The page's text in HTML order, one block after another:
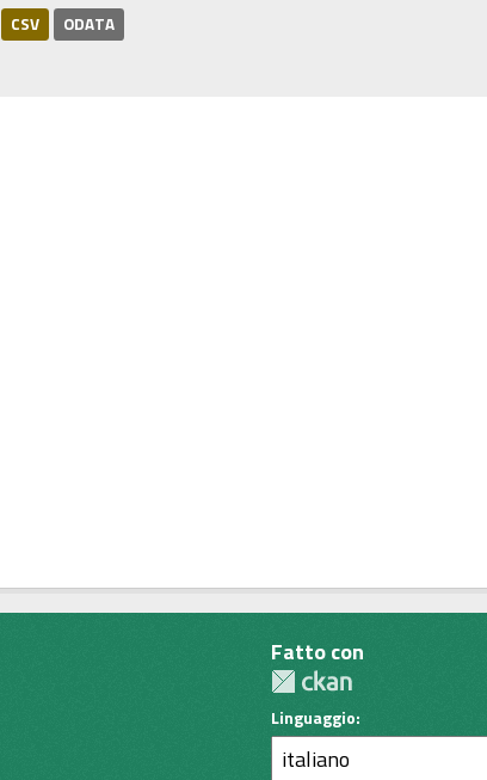
CSV ODATA
Fatto con
Linguaggio